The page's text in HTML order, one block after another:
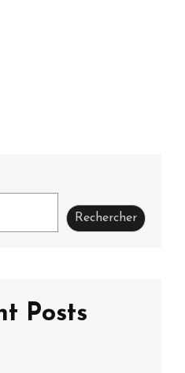
Rechercher
Posts